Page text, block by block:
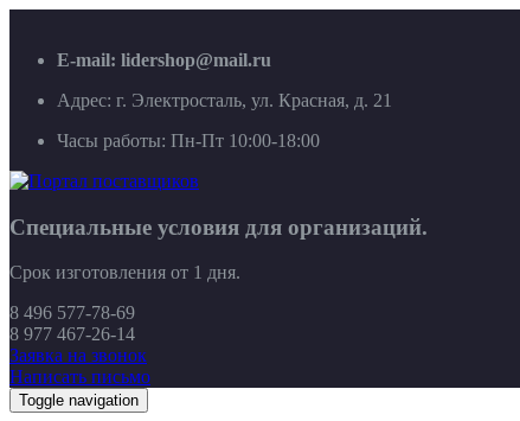
E-mail: lidershop@mail.ru
Адрес: г. Электросталь, ул. Красная, д. 21
Часы работы: Пн-Пт 10:00-18:00
Специальные условия для организаций.
Срок изготовления от 1 дня.
8 496 577-78-69
8 977 467-26-14
Заявка на звонок
Написать письмо
Toggle navigation